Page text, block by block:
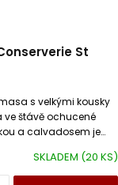
St
SKLADEM (20 KS)
s velkými kousky
štávě ochucené
a calvadosem je
pro všechny